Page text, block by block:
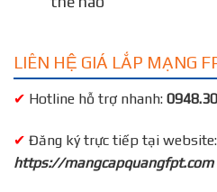
LIÊN HỆ GIÁ LẮP MẠNG
✔ Hotline hỗ trợ nhanh:
✔ Đăng ký trực tiếp tại website:
https://mangcapquangfpt.com